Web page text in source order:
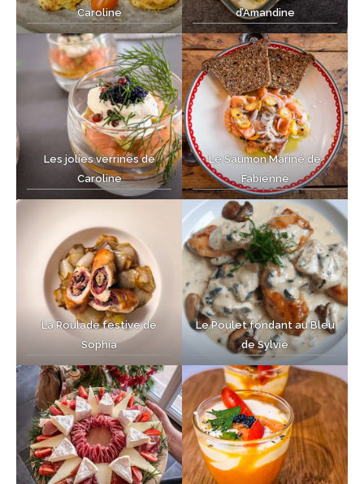
Caroline
d’Amandine
Les jolies verrines de
Caroline
Le Saumon Mariné de
Fabienne
La Roulade festive de
Sophia
Le Poulet fondant au Bleu
de Sylvie